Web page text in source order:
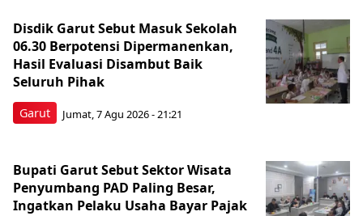
Garut
Disdik Garut Sebut Masuk Sekolah
06.30 Berpotensi Dipermanenkan,
Hasil Evaluasi Disambut Baik
Seluruh Pihak
Jumat, 7 Agu 2026 - 21:21
Bupati Garut Sebut Sektor Wisata
Penyumbang PAD Paling Besar,
Ingatkan Pelaku Usaha Bayar Pajak